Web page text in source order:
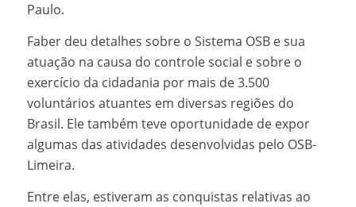
Paulo.
Faber deu detalhes sobre o Sistema OSB e sua
atuação na causa do controle social e sobre o
exercício da cidadania por mais de 3.500
voluntários atuantes em diversas regiões do
Brasil. Ele também teve oportunidade de expor
algumas das atividades desenvolvidas pelo OSB-
Limeira.
Entre elas, estiveram as conquistas relativas ao